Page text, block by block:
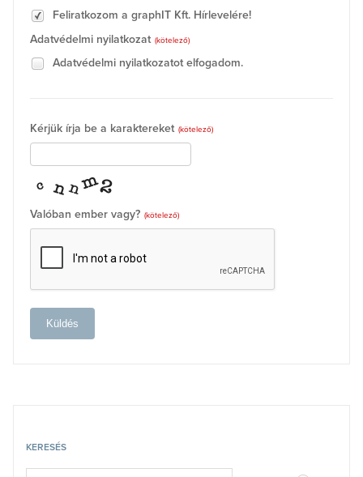
KERESÉS
Feliratkozom a graphIT Kft. Hírlevelére!
Adatvédelmi nyilatkozat (kötelező)
Adatvédelmi nyilatkozatot elfogadom.
Kérjük írja be a karaktereket (kötelező)
Valóban ember vagy? (kötelező)
Küldés